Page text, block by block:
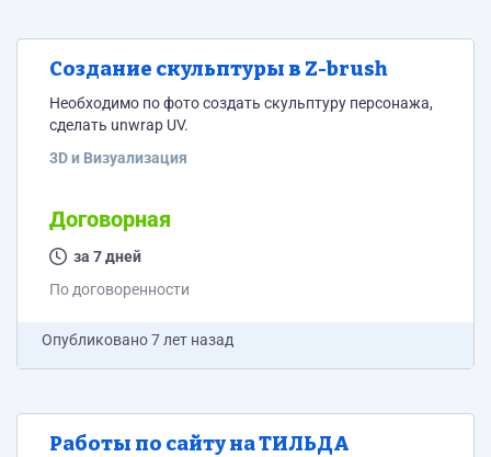
Создание скульптуры в Z-brush
Необходимо по фото создать скульптуру персонажа,
сделать unwrap UV.
3D и Визуализация
Договорная
за 7 дней
По договоренности
Опубликовано7 лет назад
Работы по сайту на ТИЛЬДА